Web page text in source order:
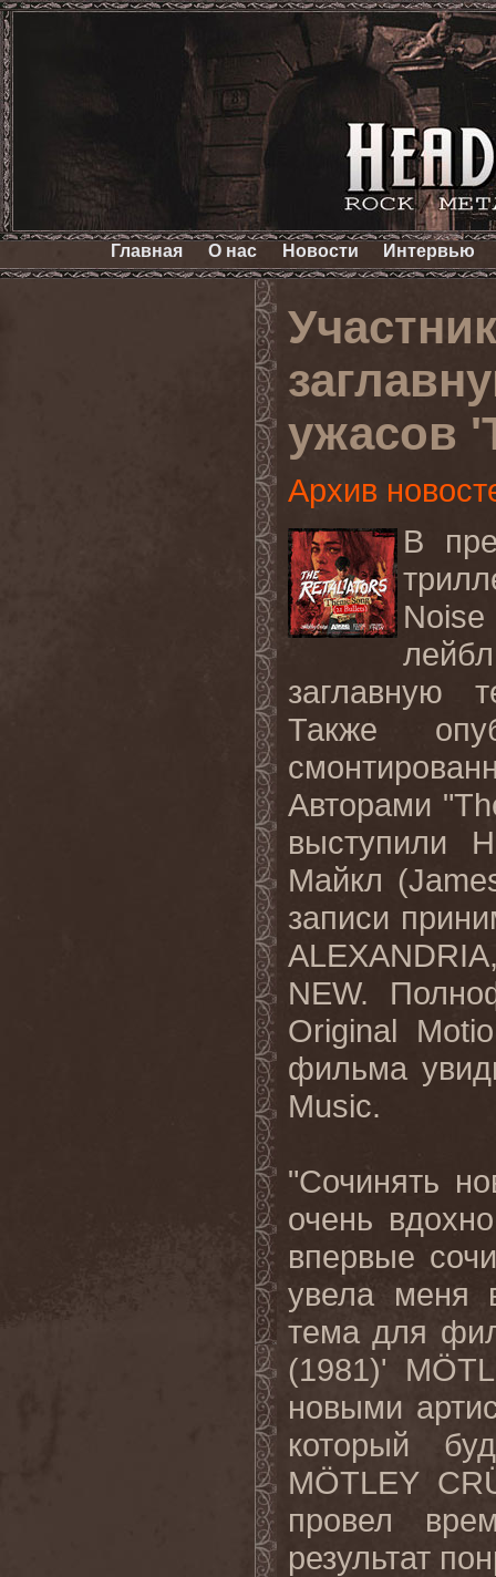
Главная О нас Новости Интервью
ужасов
Архив
В
лейбл
заглавную
Также
Авторами
выступили
Майкл
записи
NEW.
Original
фильма
Music.
"Сочинять
очень
впервые
увела меня
тема для
(1981)' MÖ
новыми
который
MÖTLEY CR
провел
результат